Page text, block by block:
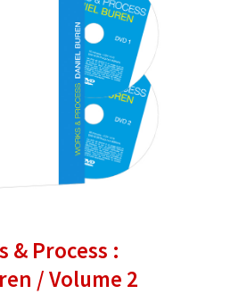
& Process :
/ Volume 2